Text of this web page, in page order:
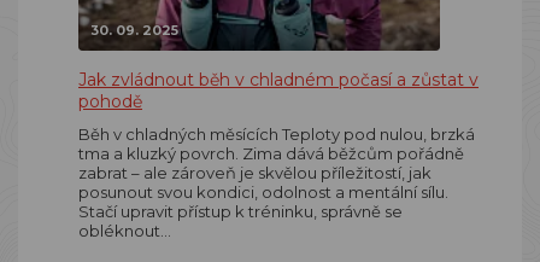
30. 09. 2025
Jak zvládnout běh v chladném počasí a zůstat v
pohodě
Běh v chladných měsících Teploty pod nulou, brzká
tma a kluzký povrch. Zima dává běžcům pořádně
zabrat – ale zároveň je skvělou příležitostí, jak
posunout svou kondici, odolnost a mentální sílu.
Stačí upravit přístup k tréninku, správně se
obléknout…